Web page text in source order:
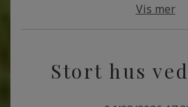
Vis mer
Stort hus